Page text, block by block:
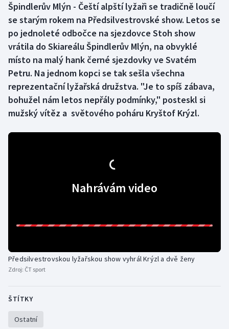
Boby a skeleton
Box
Curling
Dostihy
Florbal
Futsal
Judo
AZ kvíz
Špindlerův Mlýn - Čeští alpští lyžaři se tradičně loučí
se starým rokem na Předsilvestrovské show. Letos se
po jednoleté odbočce na sjezdovce Stoh show
vrátila do Skiareálu Špindlerův Mlýn, na obvyklé
místo na malý hank černé sjezdovky ve Svatém
Petru. Na jednom kopci se tak sešla všechna
reprezentační lyžařská družstva. "Je to spíš zábava,
bohužel nám letos nepřály podmínky," posteskl si
mužský vítěz a světového poháru Kryštof Krýzl.
Nahrávám video
Předsilvestrovskou lyžařskou show vyhrál Krýzl a dvě ženy
Zdroj: ČT sport
ŠTÍTKY
Ostatní